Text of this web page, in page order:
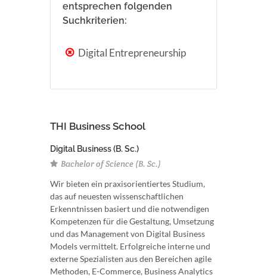
entsprechen folgenden
Suchkriterien:
Digital Entrepreneurship
THI Business School
Digital Business (B. Sc.)
Bachelor of Science (B. Sc.)
Wir bieten ein praxisorientiertes Studium,
das auf neuesten wissenschaftlichen
Erkenntnissen basiert und die notwendigen
Kompetenzen für die Gestaltung, Umsetzung
und das Management von Digital Business
Models vermittelt. Erfolgreiche interne und
externe Spezialisten aus den Bereichen agile
Methoden, E-Commerce, Business Analytics